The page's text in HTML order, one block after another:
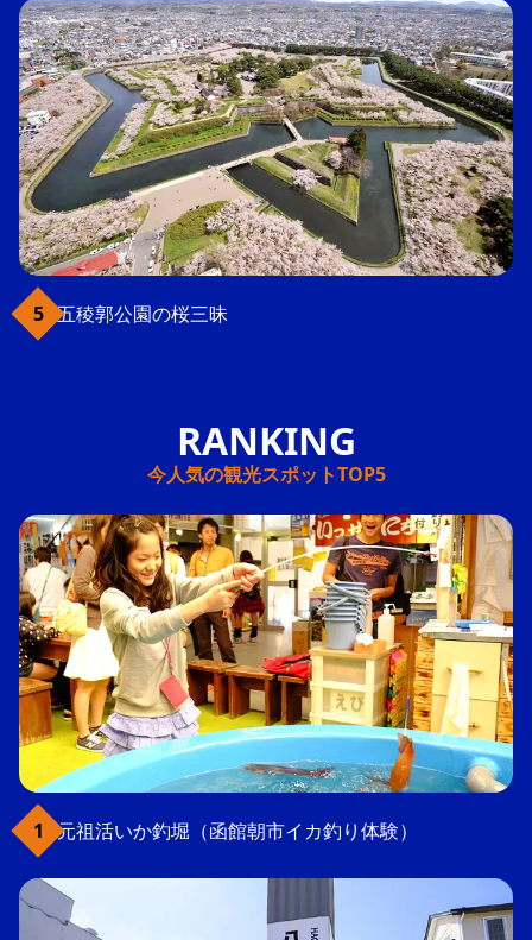
五稜郭公園の桜三昧
今人気の観光スポットTOP5
元祖活いか釣堀（函館朝市イカ釣り体験）